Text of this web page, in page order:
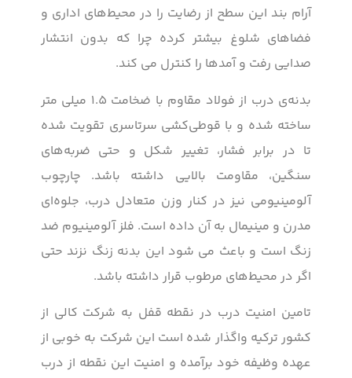
آرام بند این سطح از رضایت را در محیط‌های اداری و
فضاهای شلوغ بیشتر کرده چرا که بدون انتشار
صدایی رفت و آمدها را کنترل می کند.
بدنه‌ی درب از فولاد مقاوم با ضخامت 1.5 میلی‌ متر
ساخته شده و با قوطی‌کشی سرتاسری تقویت شده
تا در برابر فشار، تغییر شکل و حتی ضربه‌های
سنگین، مقاومت بالایی داشته باشد. چارچوب
آلومینیومی نیز در کنار وزن متعادل درب، جلوه‌ای
مدرن و مینیمال به آن داده است. فلز آلومینیوم ضد
زنگ است و باعث می شود این بدنه زنگ نزند حتی
اگر در محیط‌های مرطوب قرار داشته باشد.
تامین امنیت درب در نقطه قفل به شرکت کالی از
کشور ترکیه واگذار شده است این شرکت به خوبی از
عهده وظیفه خود برآمده و امنیت این نقطه از درب